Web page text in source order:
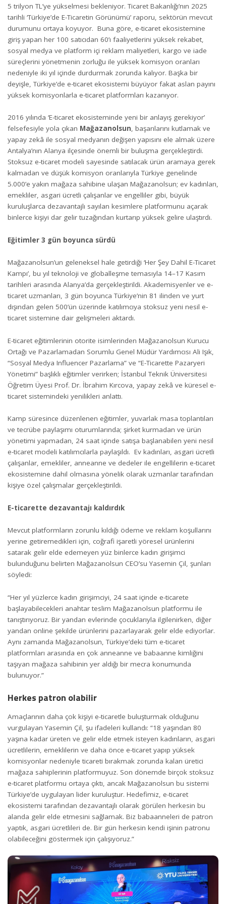
5 trilyon TL’ye yükselmesi bekleniyor. Ticaret Bakanlığı’nın 2025
tarihli ‘Türkiye’de E-Ticaretin Görünümü’ raporu, sektörün mevcut
durumunu ortaya koyuyor. Buna göre, e-ticaret ekosistemine
giriş yapan her 100 satıcıdan 60’ı faaliyetlerini yüksek rekabet,
sosyal medya ve platform içi reklam maliyetleri, kargo ve iade
süreçlerini yönetmenin zorluğu ile yüksek komisyon oranları
nedeniyle iki yıl içinde durdurmak zorunda kalıyor. Başka bir
deyişle, Türkiye’de e-ticaret ekosistemi büyüyor fakat aslan payını
yüksek komisyonlarla e-ticaret platformları kazanıyor.
2016 yılında ‘E-ticaret ekosisteminde yeni bir anlayış gerekiyor’
felsefesiyle yola çıkan Mağazanolsun, başarılarını kutlamak ve
yapay zekâ ile sosyal medyanın değişen yapısını ele almak üzere
Antalya’nın Alanya ilçesinde önemli bir buluşma gerçekleştirdi.
Stoksuz e-ticaret modeli sayesinde satılacak ürün aramaya gerek
kalmadan ve düşük komisyon oranlarıyla Türkiye genelinde
5.000’e yakın mağaza sahibine ulaşan Mağazanolsun; ev kadınları,
emekliler, asgari ücretli çalışanlar ve engelliler gibi, büyük
kuruluşlarca dezavantajlı sayılan kesimlere platformunu açarak
binlerce kişiyi dar gelir tuzağından kurtarıp yüksek gelire ulaştırdı.
Eğitimler 3 gün boyunca sürdü
Mağazanolsun’un geleneksel hale getirdiği ‘Her Şey Dahil E-Ticaret
Kampı’, bu yıl teknoloji ve globalleşme temasıyla 14–17 Kasım
tarihleri arasında Alanya’da gerçekleştirildi. Akademisyenler ve e-
ticaret uzmanları, 3 gün boyunca Türkiye’nin 81 ilinden ve yurt
dışından gelen 500’ün üzerinde katılımcıya stoksuz yeni nesil e-
ticaret sistemine dair gelişmeleri aktardı.
E-ticaret eğitimlerinin otorite isimlerinden Mağazanolsun Kurucu
Ortağı ve Pazarlamadan Sorumlu Genel Müdür Yardımcısı Ali Işık,
“Sosyal Medya Influencer Pazarlama” ve “E-Ticarette Pazaryeri
Yönetimi” başlıklı eğitimler verirken; İstanbul Teknik Üniversitesi
Öğretim Üyesi Prof. Dr. İbrahim Kırcova, yapay zekâ ve küresel e-
ticaret sistemindeki yenilikleri anlattı.
Kamp süresince düzenlenen eğitimler, yuvarlak masa toplantıları
ve tecrübe paylaşımı oturumlarında; şirket kurmadan ve ürün
yönetimi yapmadan, 24 saat içinde satışa başlanabilen yeni nesil
e-ticaret modeli katılımcılarla paylaşıldı. Ev kadınları, asgari ücretli
çalışanlar, emekliler, anneanne ve dedeler ile engellilerin e-ticaret
ekosistemine dahil olmasına yönelik olarak uzmanlar tarafından
kişiye özel çalışmalar gerçekleştirildi.
E-ticarette dezavantajı kaldırdık
Mevcut platformların zorunlu kıldığı ödeme ve reklam koşullarını
yerine getiremedikleri için, coğrafi işaretli yöresel ürünlerini
satarak gelir elde edemeyen yüz binlerce kadın girişimci
bulunduğunu belirten Mağazanolsun CEO’su Yasemin Çil, şunları
söyledi:
“Her yıl yüzlerce kadın girişimciyi, 24 saat içinde e-ticarete
başlayabilecekleri anahtar teslim Mağazanolsun platformu ile
tanıştırıyoruz. Bir yandan evlerinde çocuklarıyla ilgilenirken, diğer
yandan online şekilde ürünlerini pazarlayarak gelir elde ediyorlar.
Aynı zamanda Mağazanolsun, Türkiye’deki tüm e-ticaret
platformları arasında en çok anneanne ve babaanne kimliğini
taşıyan mağaza sahibinin yer aldığı bir mecra konumunda
bulunuyor.”
Herkes patron olabilir
Amaçlarının daha çok kişiyi e-ticaretle buluşturmak olduğunu
vurgulayan Yasemin Çil, şu ifadeleri kullandı: “18 yaşından 80
yaşına kadar üreten ve gelir elde etmek isteyen kadınların, asgari
ücretlilerin, emeklilerin ve daha önce e-ticaret yapıp yüksek
komisyonlar nedeniyle ticareti bırakmak zorunda kalan üretici
mağaza sahiplerinin platformuyuz. Son dönemde birçok stoksuz
e-ticaret platformu ortaya çıktı, ancak Mağazanolsun bu sistemi
Türkiye’de uygulayan lider kuruluştur. Hedefimiz, e-ticaret
ekosistemi tarafından dezavantajlı olarak görülen herkesin bu
alanda gelir elde etmesini sağlamak. Biz babaanneleri de patron
yaptık, asgari ücretlileri de. Bir gün herkesin kendi işinin patronu
olabileceğini göstermek için çalışıyoruz.”